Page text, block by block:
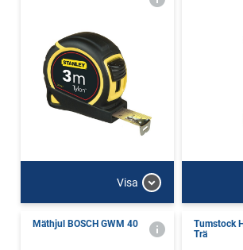
Visa
Mäthjul BOSCH GWM 40
Tumstock
Trä